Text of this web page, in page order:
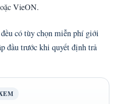
VieON.
có tùy chọn miễn phí giới
đầu trước khi quyết định trả